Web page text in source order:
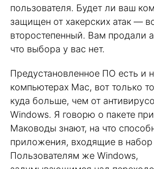
пользователя. Будет ли ваш
защищен от хакерских атак —
второстепенный. Вам продали
что выбора у вас нет.
Предустановленное ПО есть и
компьютерах Mac, вот только
куда больше, чем от
Windows. Я говорю о пакете
Маководы знают, на что
приложения, входящие в набор
Пользователям же Windows,